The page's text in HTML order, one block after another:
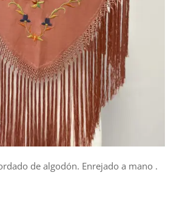
de algodón. Enrejado a mano .